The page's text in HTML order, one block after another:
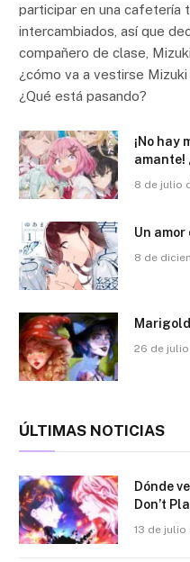
participar en una cafetería
intercambiados, así que
compañero de clase,
¿cómo va a vestirse
¿Qué está pasando?
¡No hay
amante!
8 de julio
Un
8 de
26 de
ÚLTIMAS NOTICIAS
Dónde
Don’t
13 de julio